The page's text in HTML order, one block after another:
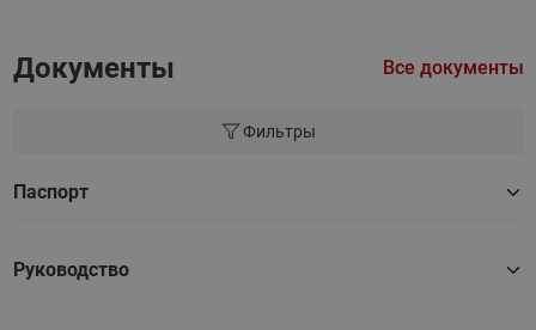
Документы Все документы
Фильтры
Паспорт
Руководство